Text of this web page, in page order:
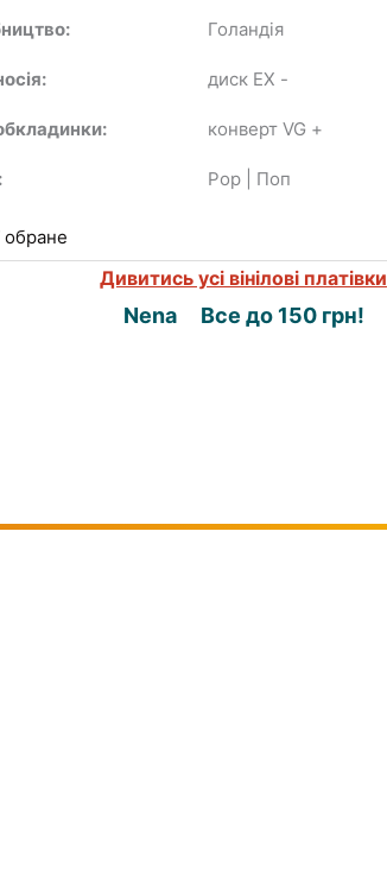
Голандія
диск EX -
конверт VG +
Pop | Поп
обране
Дивитись усі вінілові платівки
Nena Все до 150 грн!